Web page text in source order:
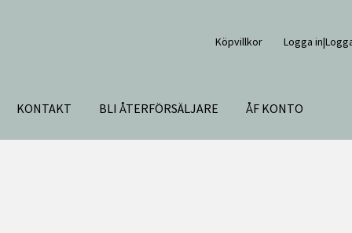
Köpvillkor Logga
KONTAKT BLI ÅTERFÖRSÄLJARE ÅF KONTO